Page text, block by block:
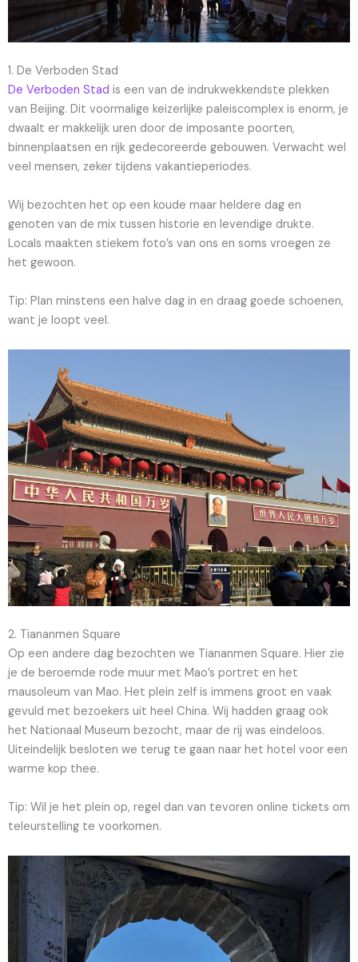
1. De Verboden Stad
De Verboden Stad is een van de indrukwekkendste plekken
van Beijing. Dit voormalige keizerlijke paleiscomplex is enorm, je
dwaalt er makkelijk uren door de imposante poorten,
binnenplaatsen en rijk gedecoreerde gebouwen. Verwacht wel
veel mensen, zeker tijdens vakantieperiodes.
Wij bezochten het op een koude maar heldere dag en
genoten van de mix tussen historie en levendige drukte.
Locals maakten stiekem foto’s van ons en soms vroegen ze
het gewoon.
Tip: Plan minstens een halve dag in en draag goede schoenen,
want je loopt veel.
2. Tiananmen Square
Op een andere dag bezochten we Tiananmen Square. Hier zie
je de beroemde rode muur met Mao’s portret en het
mausoleum van Mao. Het plein zelf is immens groot en vaak
gevuld met bezoekers uit heel China. Wij hadden graag ook
het Nationaal Museum bezocht, maar de rij was eindeloos.
Uiteindelijk besloten we terug te gaan naar het hotel voor een
warme kop thee.
Tip: Wil je het plein op, regel dan van tevoren online tickets om
teleurstelling te voorkomen.